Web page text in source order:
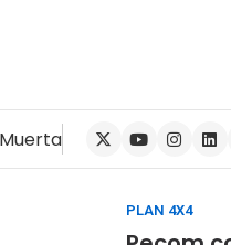
PLAN 4X4